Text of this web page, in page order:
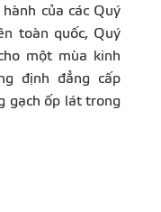
của các Quý
toàn quốc, Quý
một mùa kinh
định đẳng cấp
gạch ốp lát trong